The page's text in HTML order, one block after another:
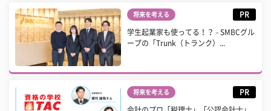
将来を考える PR
学生起業家も使ってる！？ - SMBCグル
ープの「Trunk（トランク）...
将来を考える PR